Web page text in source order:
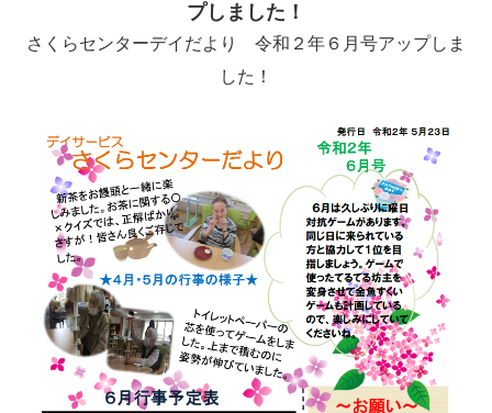
プしました！
さくらセンターデイだより 令和２年６月号アップしま
した！